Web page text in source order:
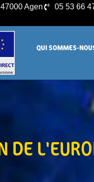
Agen 05 53 66
QUI SOMMES-
DE